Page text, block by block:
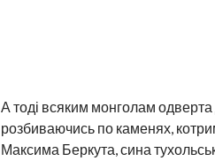
А тоді всяким монголам одверта
розбиваючись по каменях,
Максима Беркута, сина